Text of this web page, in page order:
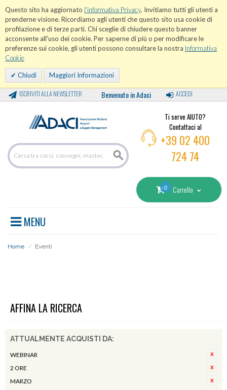
Questo sito ha aggiornato l'informativa Privacy. Invitiamo tutti gli utenti a
prenderne visione. Ricordiamo agli utenti che questo sito usa cookie di
profilazione e di terze parti. Chi sceglie di chiudere questo banner
acconsente all'uso dei cookie. Per saperne di più o per modificare le
preferenze sui cookie, gli utenti possono consultare la nostra Informativa
Cookie
Chiudi Maggiori Informazioni
ISCRIVITI ALLA NEWSLETTER Benvenuto in Adaci ACCEDI
Ti serve AIUTO?
Contattaci al
+39 02 400
724 74
0 Carrello
MENU
Home / Eventi
AFFINA LA RICERCA
ATTUALMENTE ACQUISTI DA:
WEBINAR
2 ORE
MARZO